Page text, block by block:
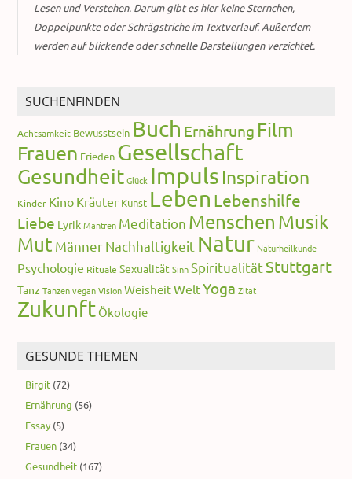
Lesen und Verstehen. Darum gibt es hier keine Sternchen,
Doppelpunkte oder Schrägstriche im Textverlauf. Außerdem
werden auf blickende oder schnelle Darstellungen verzichtet.
SUCHENFINDEN
Achtsamkeit Bewusstsein Buch Ernährung Film
Frauen Frieden Gesellschaft
Gesundheit Glück Impuls Inspiration
Kinder Kino Kräuter Kunst Leben Lebenshilfe
Liebe Lyrik Mantren Meditation Menschen Musik
Mut MännerNachhaltigkeit Natur Naturheilkunde
Psychologie Rituale Sexualität Sinn SpiritualitätStuttgart
Tanz Tanzen vegan Vision WeisheitWeltYoga Zitat
Zukunft Ökologie
GESUNDE THEMEN
Birgit (72)
Ernährung (56)
Essay (5)
Frauen (34)
Gesundheit (167)